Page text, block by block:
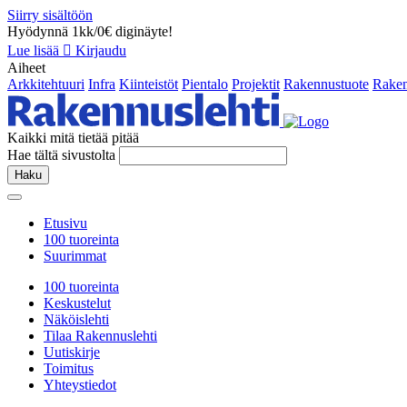
Siirry sisältöön
Hyödynnä 1kk/0€ diginäyte!
Lue lisää
Kirjaudu
Aiheet
Arkkitehtuuri Infra Kiinteistöt Pientalo Projektit Rakennustuote
Kaikki mitä tietää pitää
Hae tältä sivustolta
Haku
Etusivu
100 tuoreinta
Suurimmat
100 tuoreinta
Keskustelut
Näköislehti
Tilaa Rakennuslehti
Uutiskirje
Toimitus
Yhteystiedot